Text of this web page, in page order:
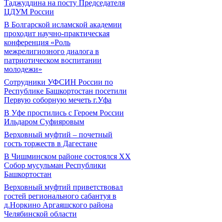
Таджуддина на посту Председателя
ЦДУМ России
В Болгарской исламской академии
проходит научно-практическая
конференция «Роль
межрелигиозного диалога в
патриотическом воспитании
молодежи»
Сотрудники УФСИН России по
Республике Башкортостан посетили
Первую соборную мечеть г.Уфа
В Уфе простились с Героем России
Ильдаром Суфияровым
Верховный муфтий – почетный
гость торжеств в Дагестане
В Чишминском районе состоялся XX
Собор мусульман Республики
Башкортостан
Верховный муфтий приветствовал
гостей регионального сабантуя в
д.Норкино Аргаяшского района
Челябинской области